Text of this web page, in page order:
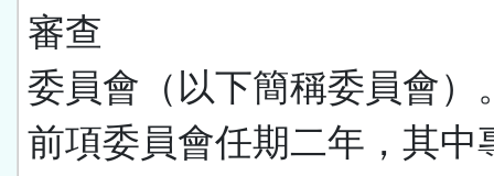
審查
委員會（以下簡稱委員會）
前項委員會任期二年，其中